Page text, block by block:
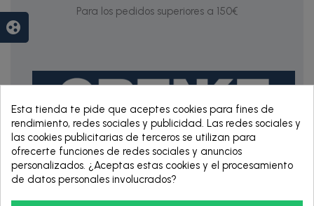
Para los pedidos superiores a 150€
RENTING DE 12
HASTA 60 MESES
Esta tienda te pide que aceptes cookies para fines de
rendimiento, redes sociales y publicidad. Las redes sociales y
las cookies publicitarias de terceros se utilizan para
ofrecerte funciones de redes sociales y anuncios
personalizados. ¿Aceptas estas cookies y el procesamiento
de datos personales involucrados?
group_work